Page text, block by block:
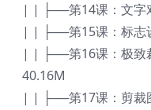
| | ├──第14课：文字
| | ├──第15课：标志
| | ├──第16课：极致
40.16M
| | ├──第17课：剪裁